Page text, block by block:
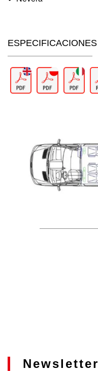
ESPECIFICACIONES
Newsletter